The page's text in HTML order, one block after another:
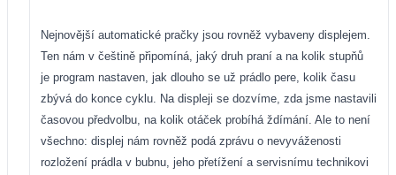
Nejnovější automatické pračky jsou rovněž vybaveny displejem.
Ten nám v češtině připomíná, jaký druh praní a na kolik stupňů
je program nastaven, jak dlouho se už prádlo pere, kolik času
zbývá do konce cyklu. Na displeji se dozvíme, zda jsme nastavili
časovou předvolbu, na kolik otáček probíhá ždímání. Ale to není
všechno: displej nám rovněž podá zprávu o nevyváženosti
rozložení prádla v bubnu, jeho přetížení a servisnímu technikovi